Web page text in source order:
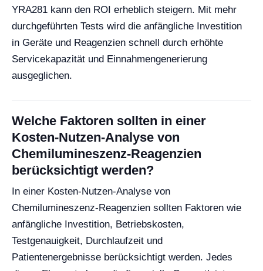
YRA281 kann den ROI erheblich steigern. Mit mehr
durchgeführten Tests wird die anfängliche Investition
in Geräte und Reagenzien schnell durch erhöhte
Servicekapazität und Einnahmengenerierung
ausgeglichen.
Welche Faktoren sollten in einer
Kosten-Nutzen-Analyse von
Chemilumineszenz-Reagenzien
berücksichtigt werden?
In einer Kosten-Nutzen-Analyse von
Chemilumineszenz-Reagenzien sollten Faktoren wie
anfängliche Investition, Betriebskosten,
Testgenauigkeit, Durchlaufzeit und
Patientenergebnisse berücksichtigt werden. Jedes